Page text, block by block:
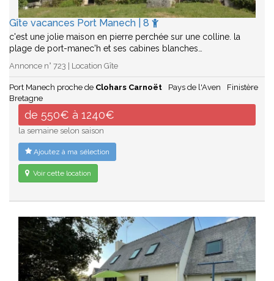
Gîte vacances Port Manech | 8
c'est une jolie maison en pierre perchée sur une colline. la
plage de port-manec'h et ses cabines blanches…
Annonce n° 723 | Location Gîte
Port Manech proche de Clohars Carnoët Pays de l'Aven
Finistère
Bretagne
de 550€ à 1240€
la semaine selon saison
Ajoutez à ma sélection
Voir cette location